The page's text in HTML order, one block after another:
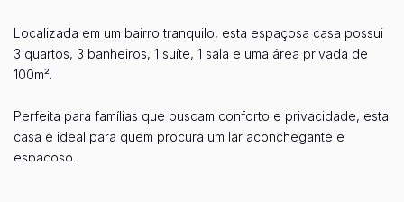
Localizada em um bairro tranquilo, esta espaçosa casa possui
3 quartos, 3 banheiros, 1 suíte, 1 sala e uma área privada de
100m².
Perfeita para famílias que buscam conforto e privacidade, esta
casa é ideal para quem procura um lar aconchegante e
espaçoso.